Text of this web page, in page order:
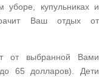
уборе, купульниках и
Ваш отдых от
от выбранной Вами
65 долларов). Дети